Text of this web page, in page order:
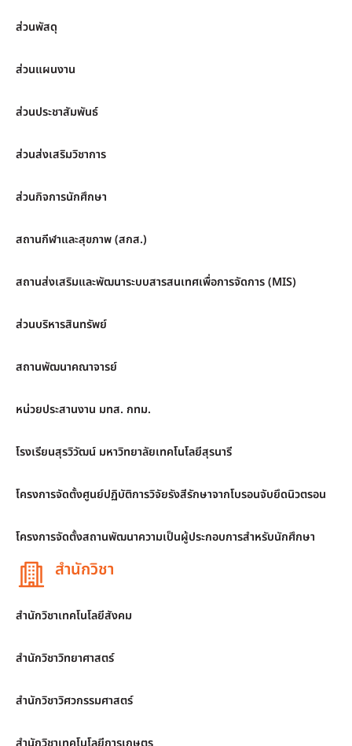
ส่วนพัสดุ
ส่วนแผนงาน
ส่วนประชาสัมพันธ์
ส่วนส่งเสริมวิชาการ
ส่วนกิจการนักศึกษา
สถานกีฬาและสุขภาพ (สกส.)
สถานส่งเสริมและพัฒนาระบบสารสนเทศเพื่อการจัดการ (MIS)
ส่วนบริหารสินทรัพย์
สถานพัฒนาคณาจารย์
หน่วยประสานงาน มทส. กทม.
โรงเรียนสุรวิวัฒน์ มหาวิทยาลัยเทคโนโลยีสุรนารี
โครงการจัดตั้งศูนย์ปฏิบัติการวิจัยรังสีรักษาจากโบรอนจับยึดนิวตรอน
โครงการจัดตั้งสถานพัฒนาความเป็นผู้ประกอบการสำหรับนักศึกษา
สำนักวิชา
สำนักวิชาเทคโนโลยีสังคม
สำนักวิชาวิทยาศาสตร์
สำนักวิชาวิศวกรรมศาสตร์